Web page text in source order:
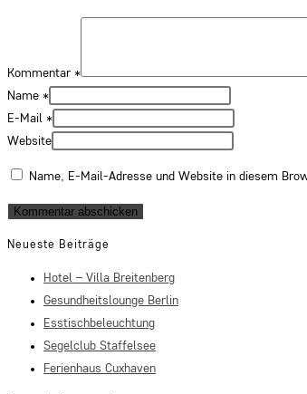
Kommentar *
Name *
E-Mail *
Website
Name, E-Mail-Adresse und Website in diesem
Neueste Beiträge
Hotel – Villa Breitenberg
Gesundheitslounge Berlin
Esstischbeleuchtung
Segelclub Staffelsee
Ferienhaus Cuxhaven